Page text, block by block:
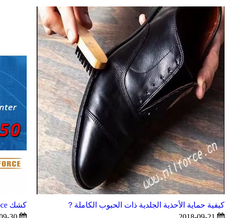
كشك Milfroce رقم: 850، مرحبًا بكم في IACP 2018!
كيفية حماية الأحذية الجلدية ذات الحبوب الكاملة？